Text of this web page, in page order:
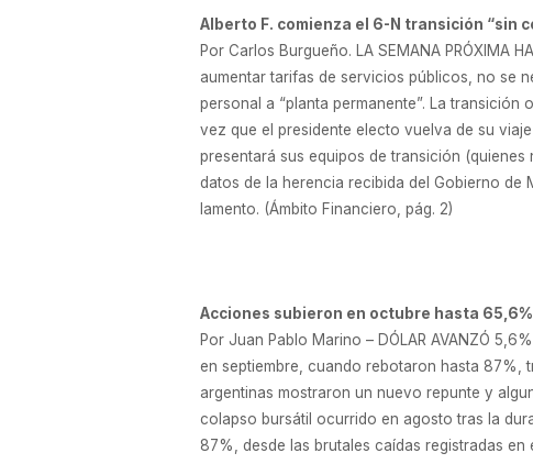
Alberto F. comienza el 6-N transición “sin
Por Carlos Burgueño. LA SEMANA PRÓXIMA
aumentar tarifas de servicios públicos, no se
personal a “planta permanente”. La
vez que el presidente electo vuelva de su
presentará sus equipos de transición
datos de la herencia recibida del Gobierno de
lamento. (Ámbito Financiero, pág. 2)
Acciones subieron en octubre hasta
Por Juan Pablo Marino – DÓLAR AVANZÓ
en septiembre, cuando rebotaron hasta 87%,
argentinas mostraron un nuevo repunte y
colapso bursátil ocurrido en agosto tras la
87%, desde las brutales caídas registradas